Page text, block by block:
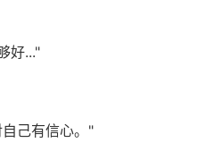
好..."
己有信心。"